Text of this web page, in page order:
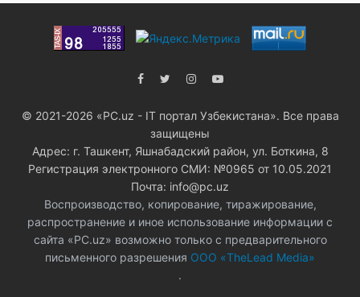
© 2021-2026 «PC.uz - IT портал Узбекистана». Все права
защищены
Адрес: г. Ташкент, Яшнабадский район, ул. Боткина, 8
Регистрация электронного СМИ: №0965 от 10.05.2021
Почта: info@pc.uz
Воспроизводство, копирование, тиражирование,
распространение и иное использование информации с
сайта «PC.uz» возможно только с предварительного
письменного разрешения ООО «TheLead Media»
.